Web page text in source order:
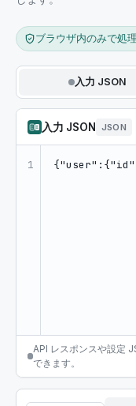
ブラウザ内のみで処理
入力 JSON
入力 JSON JSON
1
API レスポンスや設定
できます。